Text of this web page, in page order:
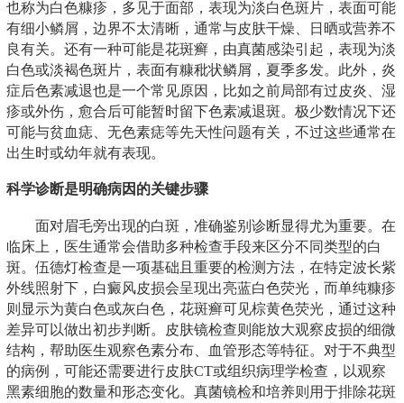
也称为白色糠疹，多见于面部，表现为淡白色斑片，表面可能
有细小鳞屑，边界不太清晰，通常与皮肤干燥、日晒或营养不
良有关。还有一种可能是花斑癣，由真菌感染引起，表现为淡
白色或淡褐色斑片，表面有糠秕状鳞屑，夏季多发。此外，炎
症后色素减退也是一个常见原因，比如之前局部有过皮炎、湿
疹或外伤，愈合后可能暂时留下色素减退斑。极少数情况下还
可能与贫血痣、无色素痣等先天性问题有关，不过这些通常在
出生时或幼年就有表现。
科学诊断是明确病因的关键步骤
面对眉毛旁出现的白斑，准确鉴别诊断显得尤为重要。在
临床上，医生通常会借助多种检查手段来区分不同类型的白
斑。伍德灯检查是一项基础且重要的检测方法，在特定波长紫
外线照射下，白癜风皮损会呈现出亮蓝白色荧光，而单纯糠疹
则显示为黄白色或灰白色，花斑癣可见棕黄色荧光，通过这种
差异可以做出初步判断。皮肤镜检查则能放大观察皮损的细微
结构，帮助医生观察色素分布、血管形态等特征。对于不典型
的病例，可能还需要进行皮肤CT或组织病理学检查，以观察
黑素细胞的数量和形态变化。真菌镜检和培养则用于排除花斑